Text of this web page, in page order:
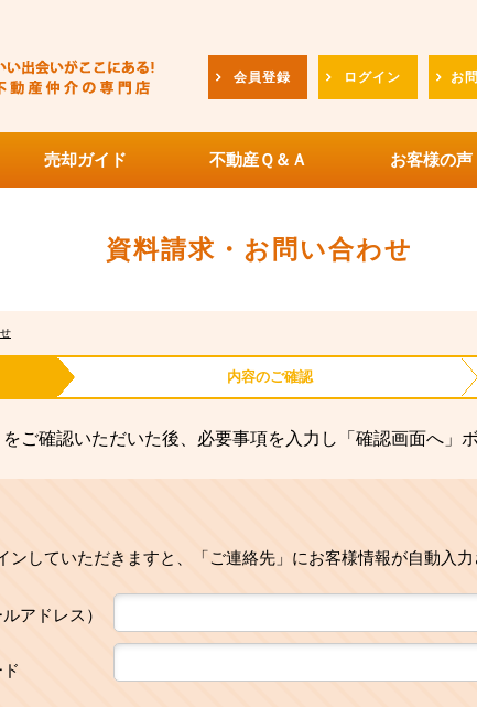
会員登録 ログイン お
売却ガイド 不動産Ｑ＆Ａ お客様の声
資料請求・お問い合わせ
内容のご確認
をご確認いただいた後、必要事項を入力し「確認画面へ」
ンしていただきますと、「ご連絡先」にお客様情報が自動入力
アドレス）